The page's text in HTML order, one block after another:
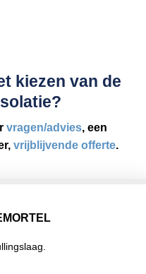
kiezen van de
vragen/advies, een
vrijblijvende offerte.